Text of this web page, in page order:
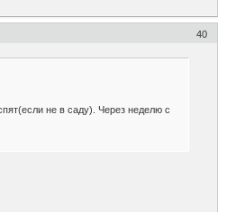
40
не в саду). Через неделю с